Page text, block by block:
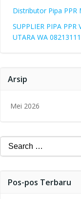
Distributor Pipa PPR
SUPPLIER PIPA
UTARA WA
Arsip
Mei 2026
Search
for:
Pos-pos Terbaru